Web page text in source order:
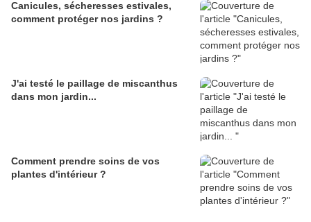
Canicules, sécheresses estivales,
comment protéger nos jardins ?
J'ai testé le paillage de miscanthus
dans mon jardin...
Comment prendre soins de vos
plantes d'intérieur ?